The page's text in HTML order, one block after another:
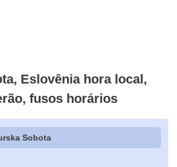
Eslovênia hora local,
fusos horários
Sobota